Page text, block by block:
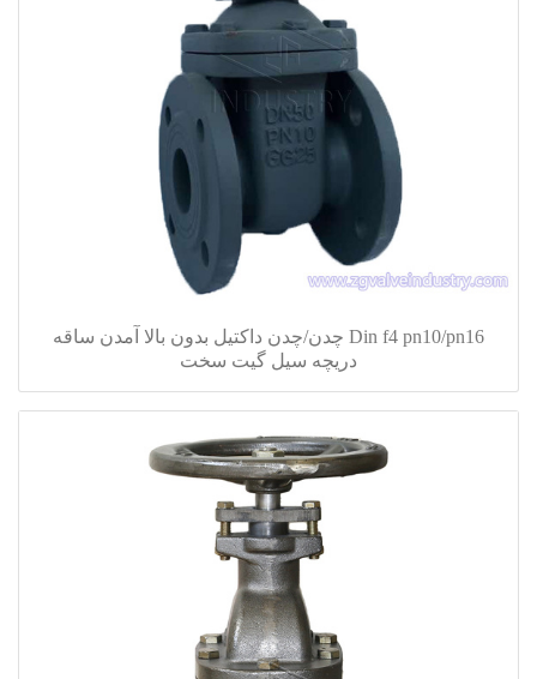
Din f4 pn10/pn16 چدن/چدن داکتیل بدون بالا آمدن ساقه
دریچه سیل گیت سخت